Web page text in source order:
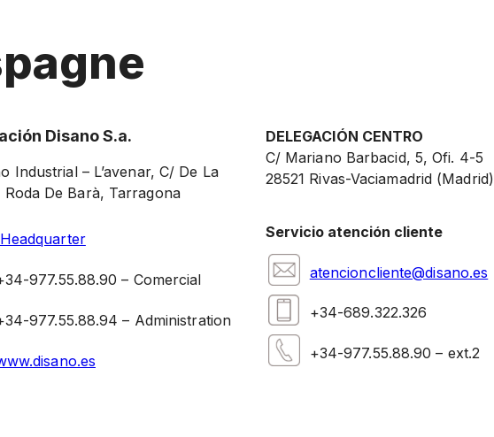
Disano S.a.
Industrial – L’avenar, C/ De La
Roda De Barà, Tarragona
Headquarter
977.55.88.90 – Comercial
977.55.88.94 – Administration
DELEGACIÓN CENTRO
C/ Mariano Barbacid, 5, Ofi. 4-5
28521 Rivas-Vaciamadrid (Madrid)
Servicio atención cliente
atencioncliente@disano.es
+34-689.322.326
+34-977.55.88.90 – ext.2